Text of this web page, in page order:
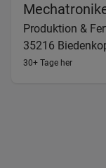
Produktion &
35216
30+ Tage her